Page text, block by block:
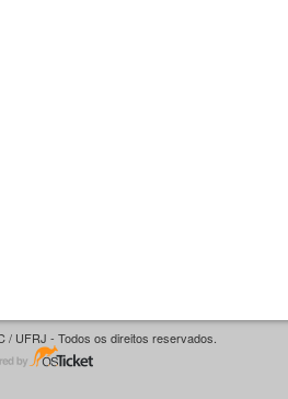
/ UFRJ - Todos os direitos reservados.